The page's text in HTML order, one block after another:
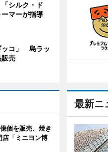
最新ニ
シルク・ド
マーが指導
ッコ」 島ラッ
売
個を販売、焼き
店「ミニヨン博